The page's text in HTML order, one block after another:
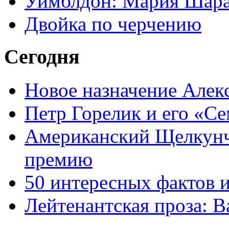
Двойка по черчению
Сегодня
Новое назначение
Петр Горелик и его
Американский
премию
50 интересных фактов
Лейтенантская проза: